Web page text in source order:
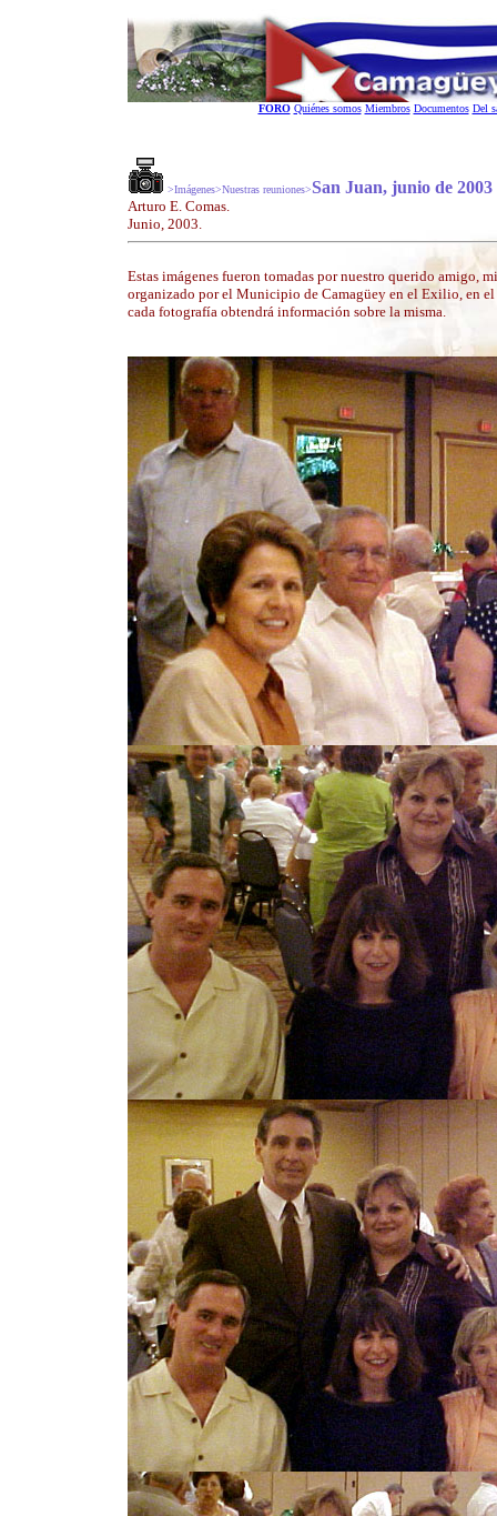
FORO Quiénes somos Miembros Documentos Del
>Imágenes>Nuestras reuniones>San Juan, junio de 2003
Arturo E. Comas.
Junio, 2003.
Estas imágenes fueron tomadas por nuestro querido amigo,
organizado por el Municipio de Camagüey en el Exilio, en el
cada fotografía obtendrá información sobre la misma.